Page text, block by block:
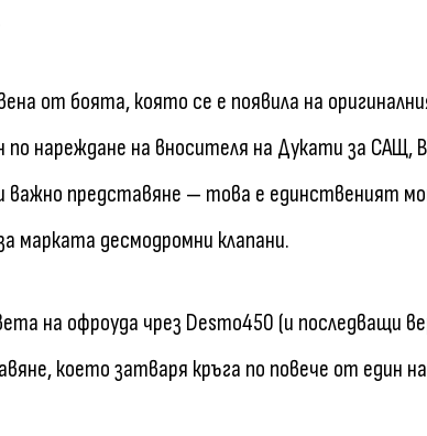
от боята, която се е появила на
по нареждане на вносителя на Дукати за САЩ,
важно представяне — това е единственият
марката десмодромни клапани.
на офроуда чрез Desmo450 (и последващи
което затваря кръга по повече от един